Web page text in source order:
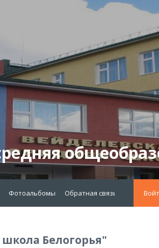
Фотоальбомы Обратная связь меню
Белогорья"